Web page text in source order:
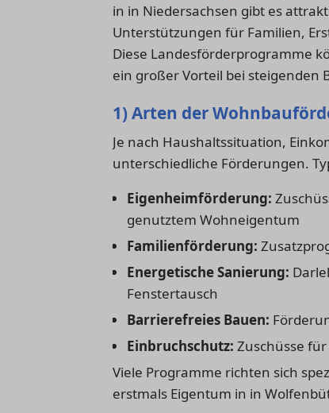
in in Niedersachsen gibt es
Unterstützungen für Familien,
Diese Landesförderprogramme
ein großer Vorteil bei steigenden
1) Arten der
Je nach Haushaltssituation,
unterschiedliche Förderungen.
Eigenheimförderung:
genutztem Wohneigentum
Familienförderung:
Energetische Sanierung:
Fenstertausch
Barrierefreies Bauen:
Einbruchschutz: Zuschüsse
Viele Programme richten sich
erstmals Eigentum in in